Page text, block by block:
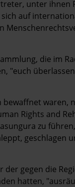
unter ihnen
auf
die im
"euch
waren,
Rights and
zu
geschlagen
gegen die
hatten,